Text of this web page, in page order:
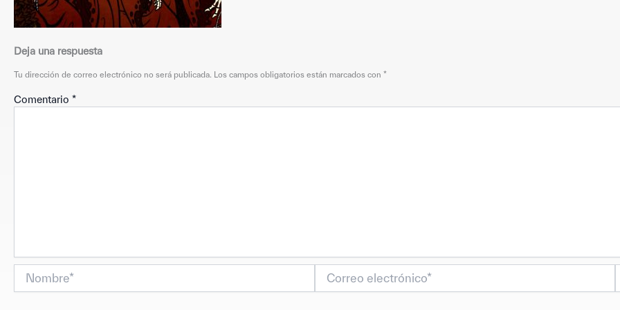
Deja una respuesta
Tu dirección de correo electrónico no será publicada. Los campos obligatorios están marcados con *
Comentario *
electrónico*